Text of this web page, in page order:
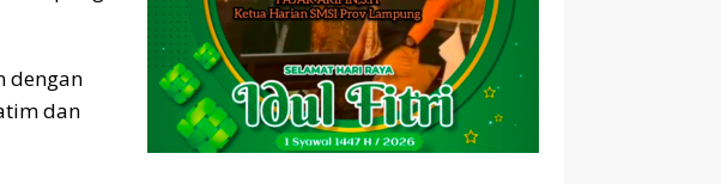
dengan
dan